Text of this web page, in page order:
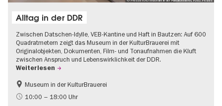
Alltag in der DDR
Zwischen Datschen-Idylle, VEB-Kantine und Haft in Bautzen: Auf 600
Quadratmetern zeigt das Museum in der KulturBrauerei mit
Originalobjekten, Dokumenten, Film- und Tonaufnahmen die Kluft
zwischen Anspruch und Lebenswirklichkeit der DDR.
Weiterlesen
Berliner Mauer
DDR-Geschichte
Museum in der KulturBrauerei
10:00 – 18:00 Uhr